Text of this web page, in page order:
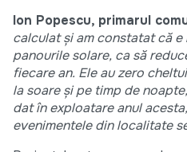
Ion Popescu, primarul
calculat și am constatat că e
panourile solare, ca să
fiecare an. Ele au zero
la soare și pe timp de
dat în exploatare anul
evenimentele din localitate